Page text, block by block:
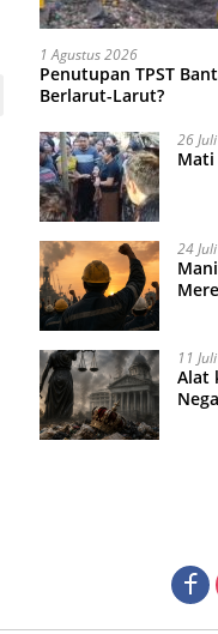
1 Agustus 2026
Penutupan TPST
Berlarut-Larut?
26
Mati
24
11
Alat